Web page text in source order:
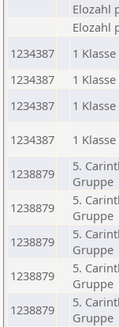
Elozahl
Elozahl
1234387
1
1234387
1
1234387
1
1234387 1
1238879
5.
Gruppe
1238879
5.
Gruppe
1238879
5.
Gruppe
1238879
5.
Gruppe
1238879
5.
Gruppe